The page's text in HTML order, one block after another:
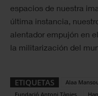
espacios de nuestra
última instancia,
alentador empujón en
la militarización del
ETIQUETAS Alaa
Fundació Antoni Tàpies